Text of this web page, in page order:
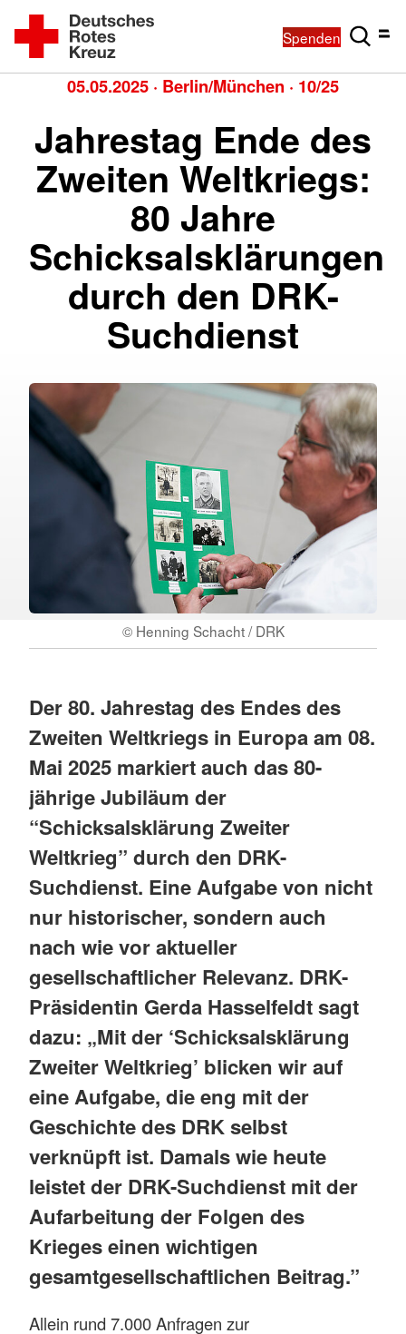
Spenden
05.05.2025 · Berlin/München · 10/25
Jahrestag Ende des
Zweiten Weltkriegs:
80 Jahre
Schicksalsklärungen
durch den DRK-
Suchdienst
© Henning Schacht / DRK
Der 80. Jahrestag des Endes des
Zweiten Weltkriegs in Europa am 08.
Mai 2025 markiert auch das 80-
jährige Jubiläum der
“Schicksalsklärung Zweiter
Weltkrieg” durch den DRK-
Suchdienst. Eine Aufgabe von nicht
nur historischer, sondern auch
nach wie vor aktueller
gesellschaftlicher Relevanz. DRK-
Präsidentin Gerda Hasselfeldt sagt
dazu: „Mit der ‘Schicksalsklärung
Zweiter Weltkrieg’ blicken wir auf
eine Aufgabe, die eng mit der
Geschichte des DRK selbst
verknüpft ist. Damals wie heute
leistet der DRK-Suchdienst mit der
Aufarbeitung der Folgen des
Krieges einen wichtigen
gesamtgesellschaftlichen Beitrag.”
Allein rund 7.000 Anfragen zur